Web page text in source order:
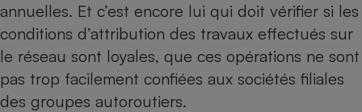
annuelles. Et c’est encore lui qui doit vérifier si les
conditions d’attribution des travaux effectués sur
le réseau sont loyales, que ces opérations ne sont
pas trop facilement confiées aux sociétés filiales
des groupes autoroutiers.